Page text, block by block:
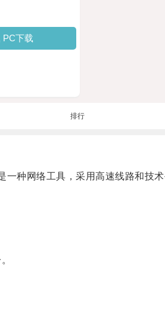
PC下载
排行
种网络工具，采用高速线路和技术